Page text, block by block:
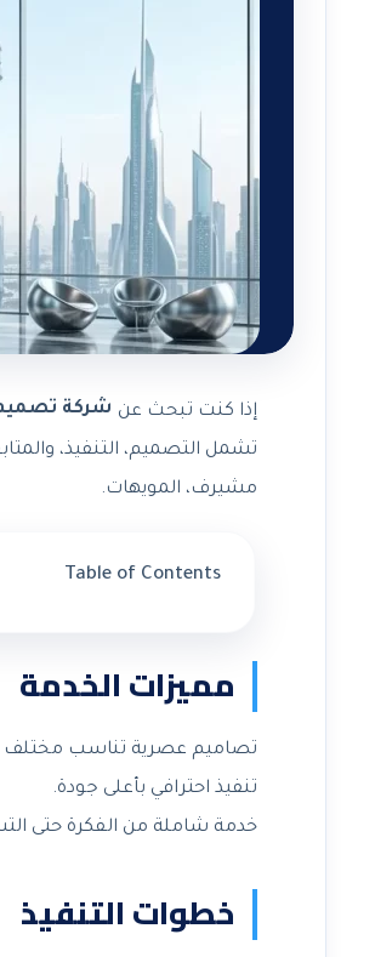
إذا كنت تبحث عن شركة
تشمل التصميم، التنفيذ،
مشيرف، المويهات.
Table of Contents
مميزات الخدمة
تصاميم عصرية تناسب مختلف
تنفيذ احترافي بأعلى جودة.
خدمة شاملة من الفكرة حتى
خطوات التنفيذ